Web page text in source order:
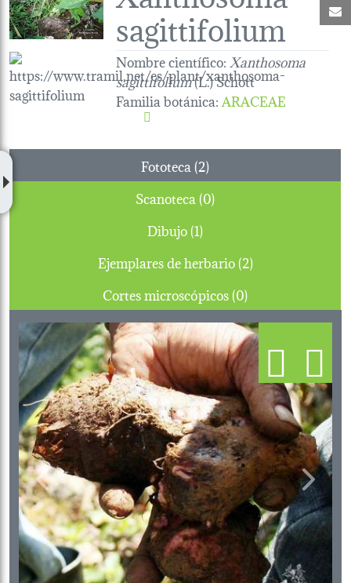
sagittifolium
Nombre científico: Xanthosoma
sagittifolium(L.) Schott
Familia botánica:ARACEAE
Fototeca (2)
Scanoteca (0)
Dibujo (1)
Ejemplares de herbario (2)
Cortes microscópicos (0)
Previous Next